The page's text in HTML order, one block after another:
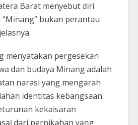
Barat menyebut diri
bukan perantau
menyatakan pergesekan
dan budaya Minang adalah
narasi yang mengarah
identitas kebangsaan.
kekaisaran
dari pernikahan yang